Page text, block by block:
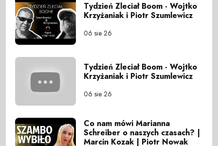
Tydzień Zleciał Boom - Wojtko
Krzyżaniak i Piotr Szumlewicz
06 sie 26
Tydzień Zleciał Boom - Wojtko
Krzyżaniak i Piotr Szumlewicz
06 sie 26
Co nam mówi Marianna
Schreiber o naszych czasach? |
Marcin Kozak | Piotr Nowak